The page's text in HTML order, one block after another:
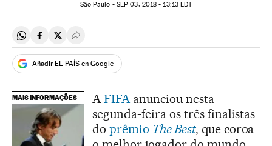
São Paulo - SEP 03, 2018 - 13:13EDT
Compartir en Whatsapp
Compartir en Facebook
Compartir en Twitter
Desplegar Redes Sociales
Añadir EL PAÍS en Google
MAIS INFORMAÇÕES AFIFAanunciou nesta
segunda-feira os três finalistas
do prêmio The Best, que coroa